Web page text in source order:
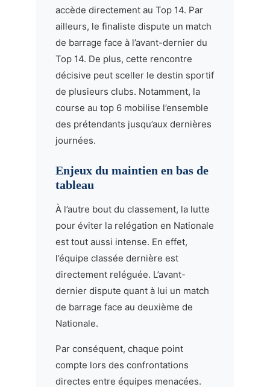
accède directement au Top 14. Par
ailleurs, le finaliste dispute un match
de barrage face à l’avant-dernier du
Top 14. De plus, cette rencontre
décisive peut sceller le destin sportif
de plusieurs clubs. Notamment, la
course au top 6 mobilise l’ensemble
des prétendants jusqu’aux dernières
journées.
Enjeux du maintien en bas de
tableau
À l’autre bout du classement, la lutte
pour éviter la relégation en Nationale
est tout aussi intense. En effet,
l’équipe classée dernière est
directement reléguée. L’avant-
dernier dispute quant à lui un match
de barrage face au deuxième de
Nationale.
Par conséquent, chaque point
compte lors des confrontations
directes entre équipes menacées.